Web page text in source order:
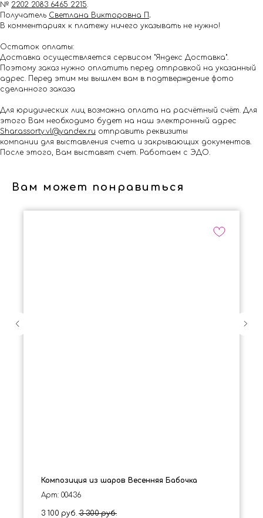
№ 2202 2083 6465 2215.
Получатель Светлана Викторовна П .
В комментариях к платежу ничего указывать не нужно!
Остаток оплаты:
Доставка осуществляется сервисом "Яндекс Доставка".
Поэтому заказ нужно оплатить перед отправкой на указанный
адрес. Перед этим мы вышлем вам в подтверждение фото
сделанного заказа
Для юридических лиц возможна оплата на расчётный счёт. Для
этого Вам необходимо будет на наш электронный адрес
Shar.assorty.vl@yandex.ru отправить реквизиты
компании для выставления счета и закрывающих документов.
После этого, Вам выставят счет. Работаем с ЭДО.
Вам может понравиться
Композиция из шаров Весенняя Бабочка
Арт: 00436
3 100 руб. 3 300 руб.